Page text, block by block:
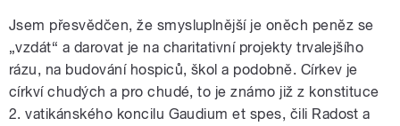
Jsem přesvědčen, že smysluplnější je oněch peněz se
„vzdát“ a darovat je na charitativní projekty trvalejšího
rázu, na budování hospiců, škol a podobně. Církev je
církví chudých a pro chudé, to je známo již z konstituce
2. vatikánského koncilu Gaudium et spes, čili Radost a